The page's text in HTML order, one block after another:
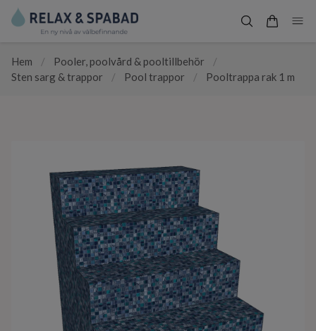
Hem / Pooler, poolvård & pooltillbehör
/
Sten sarg & trappor
/ Pool trappor / Pooltrappa rak 1 m